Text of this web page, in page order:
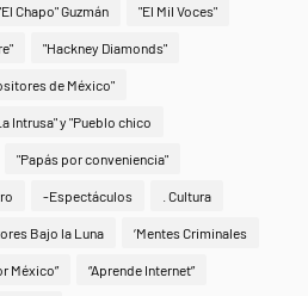
Chapo" Guzmán "El Mil Voces"
"Hackney Diamonds"
de México"
Intrusa" y "Pueblo chico
"Papás por conveniencia"
-Espectáculos . Cultura
Bajo la Luna ‘Mentes Criminales
México” “Aprende Internet”